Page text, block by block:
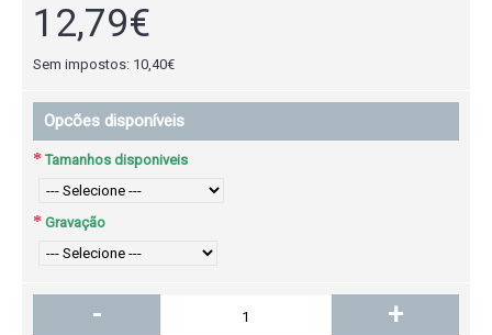
12,79€
Sem impostos: 10,40€
Opcões disponíveis
Tamanhos disponiveis
Gravação
- +